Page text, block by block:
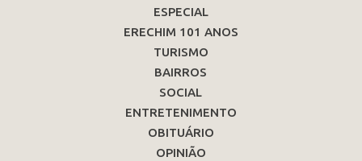
ESPECIAL
ERECHIM 101 ANOS
TURISMO
BAIRROS
SOCIAL
ENTRETENIMENTO
OBITUÁRIO
OPINIÃO